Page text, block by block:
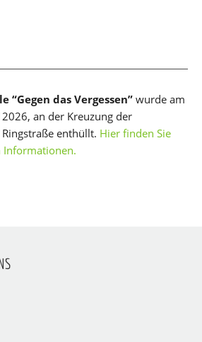
“Gegen das Vergessen” wurde am
an der Kreuzung der
enthüllt. Hier finden Sie